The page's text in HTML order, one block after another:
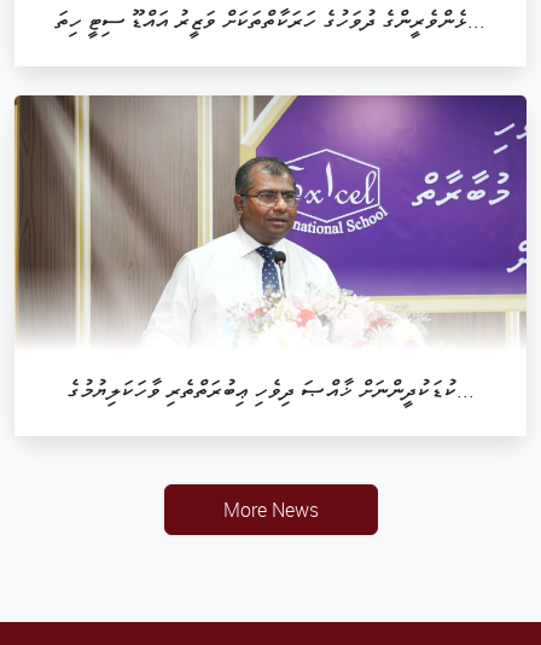
ޅެންވެރީންގެ ދުވަހުގެ ހަރަކާތްތަކަށް ވަޒީރު އައްޑޫ ސިޓީ ހިތަ...
ކުޑަކުދީންނަށް ޚާއްޞަ ދިވެހި ޢިބުރަތްތެރި ވާހަކަލިޔުމުގެ...
More News